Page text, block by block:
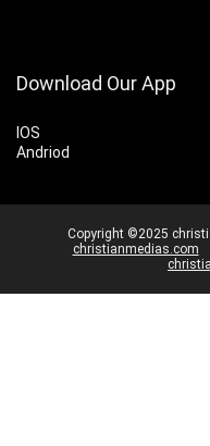
Download Our App
IOS
Andriod
Copyright ©2025
christianmedias.com